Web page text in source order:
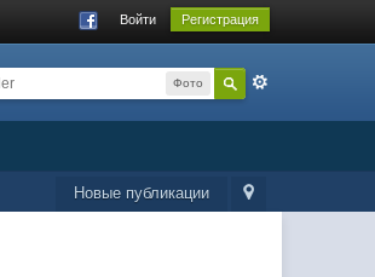
Войти Регистрация
Фото
Новые публикации